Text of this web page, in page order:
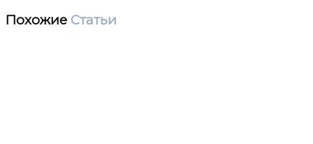
Похожие Статьи